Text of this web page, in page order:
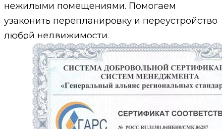
нежилыми помещениями. Помогаем
узаконить перепланировку и переустройство
любой недвижимости.